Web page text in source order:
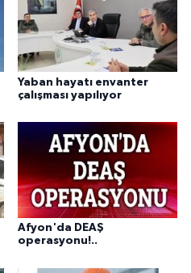
Yaban hayatı envanter
çalışması yapılıyor
Afyon'da DEAŞ
operasyonu!..